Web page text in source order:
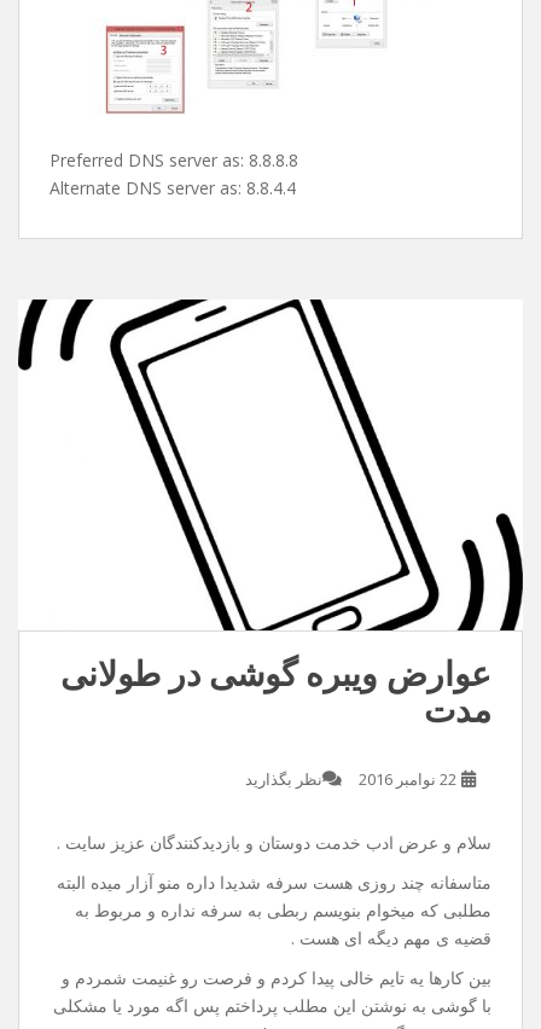
پس از این مرحله صفحه ی کارت شبکه ها باز میشه و شما با
دابل کلیک روی کارت شبکه یا کانکشن مورد نظرتون و کلیک
روی properties طبق تصویر دی ان اس های گوگل رو ست می
کنین و از شر این پیغام اعصاب خورد کن راحت میشین !
Preferred DNS server as: 8.8.8.8
Alternate DNS server as: 8.8.4.4
عوارض ویبره گوشی در طولانی
مدت
سلام و عرض ادب خدمت دوستان و بازدیدکنندگان عزیز سایت .